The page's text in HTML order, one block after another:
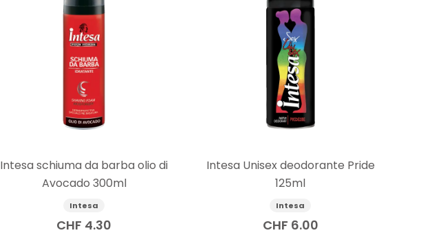
Intesa schiuma da barba olio di
Avocado 300ml
Intesa
CHF 4.30
Intesa Unisex deodorante Pride
125ml
Intesa
CHF 6.00